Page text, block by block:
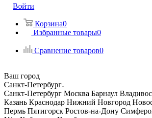
Войти
Корзина0
Избранные товары0
Сравнение товаров0
Ваш город
Санкт-Петербург
Санкт-Петербург Москва Барнаул
Казань Краснодар Нижний Новгород
Пермь Пятигорск Ростов-на-Дону